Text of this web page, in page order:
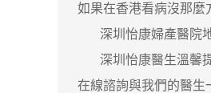
如果在香港看病沒那麼
深圳怡康婦產醫院地
深圳怡康醫生溫馨提
在線諮詢與我們的醫生